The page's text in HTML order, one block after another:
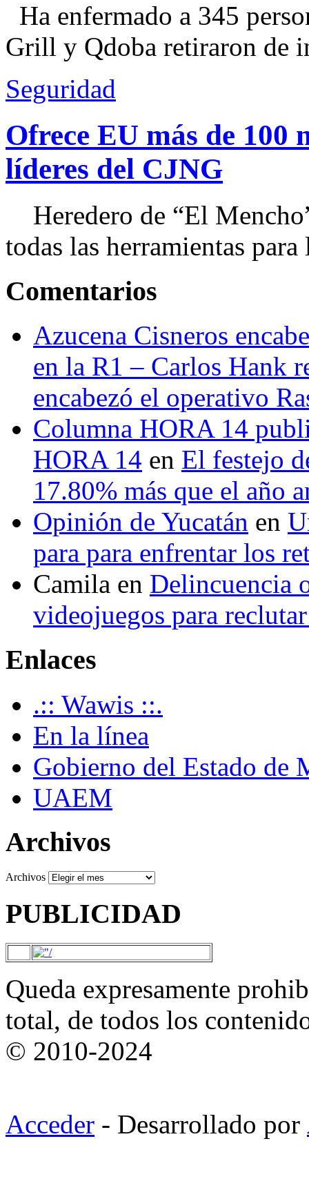
Ha enfermado a 345
Grill y Qdoba retiraron de
Seguridad
Ofrece EU más de 100
líderes del CJNG
Heredero de “El
todas las herramientas
Comentarios
Azucena Cisneros
en la R1 – Carlos Hank
encabezó el operativo
Columna HORA 14
HORA 14 en El festejo
17.80% más que el año
Opinión de Yucatán en
para para enfrentar los
Camila en Delincuencia
videojuegos para
Enlaces
.:: Wawis ::.
En la línea
Gobierno del Estado de
UAEM
Archivos
Archivos
PUBLICIDAD
Queda expresamente
total, de todos los
© 2010-2024
Acceder - Desarrollado por